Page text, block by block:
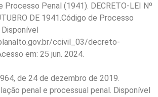
Processo Penal (1941). DECRETO-LEI Nº
DE 1941.Código de Processo
Disponível
ccivil_03/decreto-
em: 25 jun. 2024.
de 24 de dezembro de 2019.
penal e processual penal. Disponível